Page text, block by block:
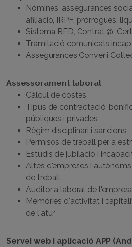
Nòmines, assegurances
afiliació, IRPF, pròrrogues,
Sistema RED, Contrat @,
Tramitació comunicats
Assegurances Conveni
Assessorament laboral
Càlcul de costes.
Tipus de contractació,
públiques i privades
Règim disciplinari i sancions
Permisos de treball per a
Estudis de jubilació i
Altes d'empreses i
de treball
Auditoria laboral de
Memòries d'activitat i
de l'atur
Servei web i aplicació APP